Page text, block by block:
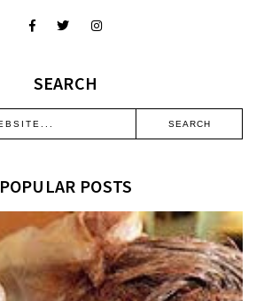
SEARCH
POPULAR POSTS